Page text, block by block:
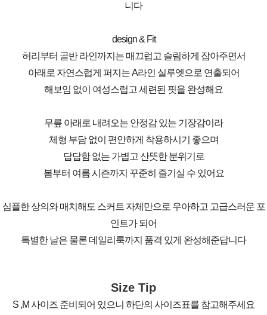
니다
design & Fit
허리부터 골반 라인까지는 매끄럽고 슬림하게 잡아주면서
아래로 자연스럽게 퍼지는 A라인 실루엣으로 연출되어
해보임 없이 여성스럽고 세련된 핏을 완성해요
무릎 아래로 내려오는 안정감 있는 기장감이라
체형 부담 없이 편안하게 착용하시기 좋으며
답답함 없는 가볍고 산뜻한 분위기로
봄부터 여름 시즌까지 꾸준히 즐기실 수 있어요
심플한 상의와 매치해도 스커트 자체만으로 우아하고 고급스러운 포
인트가 되어
특별한 날은 물론 데일리룩까지 품격 있게 완성해준답니다
Size Tip
S ,M 사이즈 준비되어 있으니 하단의 사이즈표를 참고해주세요